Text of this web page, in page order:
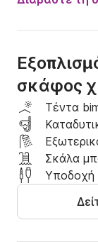
μουσικό
Η εκκίνηση
(Ρόδος),
σας.
Διαθέσιμο για
χρέωση 12,5€
Η τιμή δεν
σκάφος
Τέντα
Σκάλα
Υποδοχή